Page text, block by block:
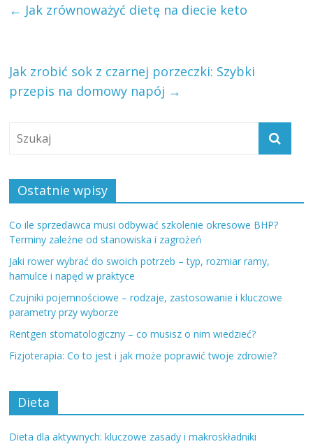
← Jak zrównoważyć dietę na diecie keto
Jak zrobić sok z czarnej porzeczki: Szybki
przepis na domowy napój →
Ostatnie wpisy
Co ile sprzedawca musi odbywać szkolenie okresowe BHP?
Terminy zależne od stanowiska i zagrożeń
Jaki rower wybrać do swoich potrzeb – typ, rozmiar ramy,
hamulce i napęd w praktyce
Czujniki pojemnościowe – rodzaje, zastosowanie i kluczowe
parametry przy wyborze
Rentgen stomatologiczny – co musisz o nim wiedzieć?
Fizjoterapia: Co to jest i jak może poprawić twoje zdrowie?
Dieta
Dieta dla aktywnych: kluczowe zasady i makroskładniki